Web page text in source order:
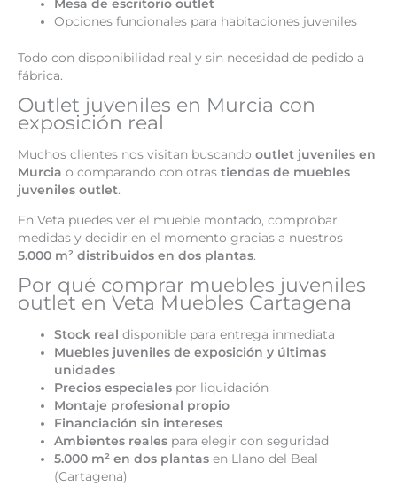
Mesa de escritorio outlet
Opciones funcionales para habitaciones juveniles
Todo con disponibilidad real y sin necesidad de pedido a
fábrica.
Outlet juveniles en Murcia con
exposición real
Muchos clientes nos visitan buscando outlet juveniles en
Murcia o comparando con otras tiendas de muebles
juveniles outlet.
En Veta puedes ver el mueble montado, comprobar
medidas y decidir en el momento gracias a nuestros
5.000 m² distribuidos en dos plantas.
Por qué comprar muebles juveniles
outlet en Veta Muebles Cartagena
Stock real disponible para entrega inmediata
Muebles juveniles de exposición y últimas
unidades
Precios especiales por liquidación
Montaje profesional propio
Financiación sin intereses
Ambientes reales para elegir con seguridad
5.000 m² en dos plantas en Llano del Beal
(Cartagena)